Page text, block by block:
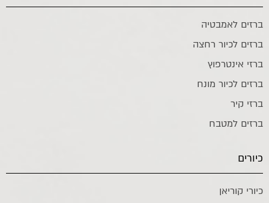
ברזים לאמבטיה
ברזים לכיור רחצה
ברזי אינטרפוץ
ברזים לכיור מונח
ברזי קיר
ברזים למטבח
כיורים
כיורי קוריאן